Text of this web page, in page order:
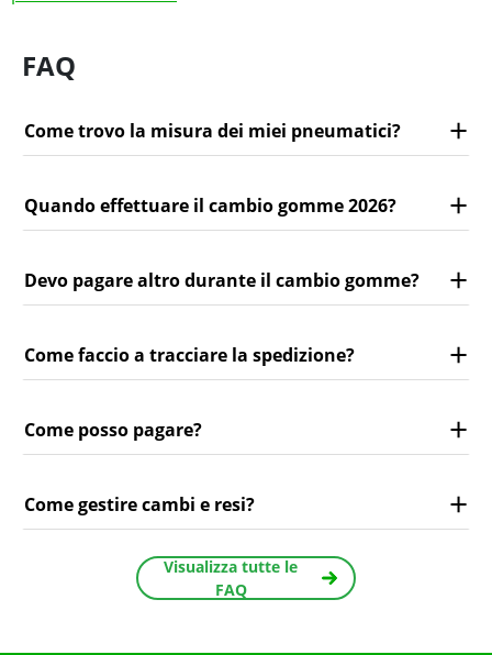
FAQ
Come trovo la misura dei miei pneumatici?
Quando effettuare il cambio gomme 2026?
Devo pagare altro durante il cambio gomme?
Come faccio a tracciare la spedizione?
Come posso pagare?
Come gestire cambi e resi?
Visualizza tutte le
FAQ